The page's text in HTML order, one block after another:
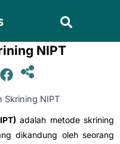
NIPT
adalah metode skrining
dikandung oleh seorang